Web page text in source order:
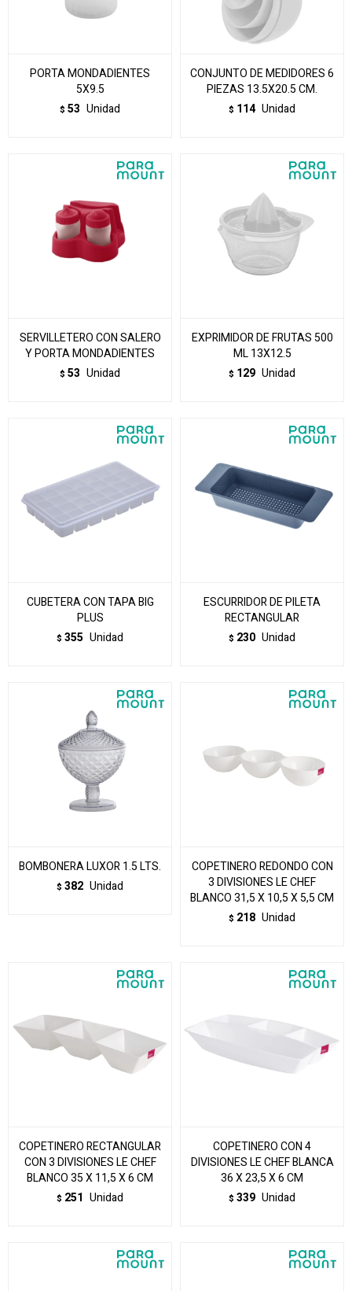
PORTA MONDADIENTES
5X9.5
$ 53 Unidad
CONJUNTO DE MEDIDORES 6
PIEZAS 13.5X20.5 CM.
$ 114 Unidad
SERVILLETERO CON SALERO
Y PORTA MONDADIENTES
$ 53 Unidad
EXPRIMIDOR DE FRUTAS 500
ML 13X12.5
$ 129 Unidad
CUBETERA CON TAPA BIG
PLUS
$ 355 Unidad
ESCURRIDOR DE PILETA
RECTANGULAR
$ 230 Unidad
BOMBONERA LUXOR 1.5 LTS.
$ 382 Unidad
COPETINERO REDONDO CON
3 DIVISIONES LE CHEF
BLANCO 31,5 X 10,5 X 5,5 CM
$ 218 Unidad
COPETINERO RECTANGULAR
CON 3 DIVISIONES LE CHEF
BLANCO 35 X 11,5 X 6 CM
$ 251 Unidad
COPETINERO CON 4
DIVISIONES LE CHEF BLANCA
36 X 23,5 X 6 CM
$ 339 Unidad